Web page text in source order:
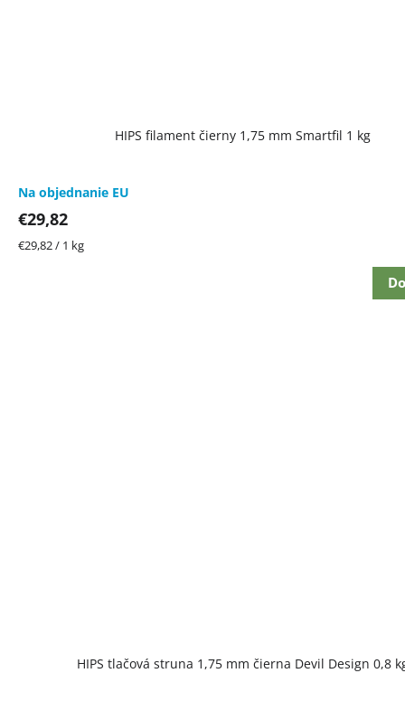
HIPS filament čierny 1,75 mm Smartfil 1 kg
Na objednanie EU
€29,82
Jednotková
€29,82 / 1 kg
HIPS tlačová struna 1,75 mm čierna Devil Design 0,8